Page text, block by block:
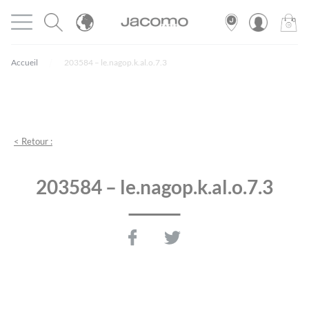
Ouvrir le menu JACOMO
0
Accueil 203584 – le.nagop.k.al.o.7.3
< Retour :
203584 – le.nagop.k.al.o.7.3